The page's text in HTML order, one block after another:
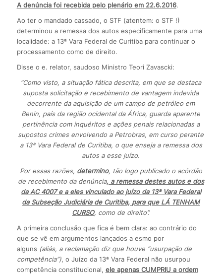
A denúncia foi recebida pelo plenário em 22.6.2016.
Ao ter o mandado cassado, o STF (atentem: o STF !)
determinou a remessa dos autos especificamente para uma
localidade: a 13ª Vara Federal de Curitiba para continuar o
processamento como de direito.
Disse o e. relator, saudoso Ministro Teori Zavascki:
“Como visto, a situação fática descrita, em que se destaca
suposta solicitação e recebimento de vantagem indevida
decorrente da aquisição de um campo de petróleo em
Benin, país da região ocidental da África, guarda aparente
pertinência com inquéritos e ações penais relacionadas a
supostos crimes envolvendo a Petrobras, em curso perante
a 13ª Vara Federal de Curitiba, o que enseja a remessa dos
autos a esse juízo.
Por essas razões, determino, tão logo publicado o acórdão
de recebimento da denúncia, a remessa destes autos e dos
da AC 4007 e a eles vinculado ao juízo da 13ª Vara Federal
da Subseção Judiciária de Curitiba, para que LÁ TENHAM
CURSO, como de direito”.
A primeira conclusão que fica é bem clara: ao contrário do
que se vê em argumentos lançados a esmo por
alguns (aliás, a reclamação diz que houve “usurpação de
competência”), o Juízo da 13ª Vara Federal não usurpou
competência constitucional, ele apenas CUMPRIU a ordem